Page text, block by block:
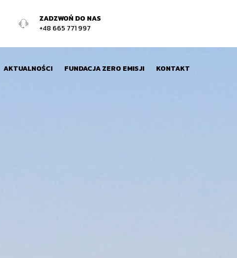
ZADZWOŃ DO NAS
+48 665 771 997
AKTUALNOŚCI FUNDACJA ZERO EMISJI KONTAKT